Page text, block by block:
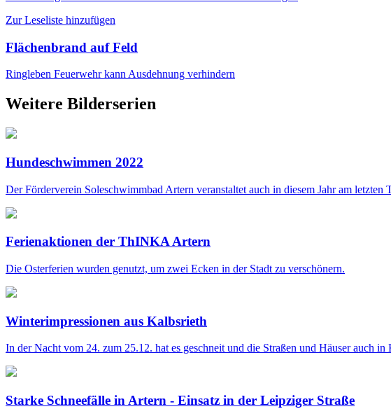
Zur Leseliste hinzufügen
Flächenbrand auf Feld
Ringleben Feuerwehr kann Ausdehnung verhindern
Weitere Bilderserien
Hundeschwimmen 2022
Der Förderverein Soleschwimmbad Artern veranstaltet auch in diesem Jahr am
Ferienaktionen der ThINKA Artern
Die Osterferien wurden genutzt, um zwei Ecken in der Stadt zu verschönern.
Winterimpressionen aus Kalbsrieth
In der Nacht vom 24. zum 25.12. hat es geschneit und die Straßen und Häuser auch
Starke Schneefälle in Artern - Einsatz in der Leipziger Straße